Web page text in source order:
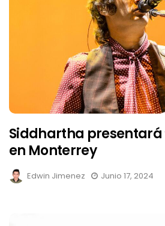
Siddhartha presentará
en Monterrey
Edwin Jimenez Junio 17, 2024